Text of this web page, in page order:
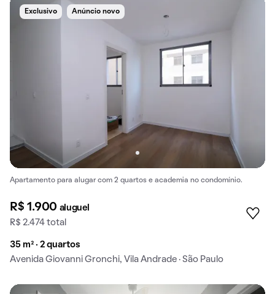
Exclusivo Anúncio novo
Apartamento para alugar com 2 quartos e academia no condomínio.
R$ 1.900 aluguel
R$ 2.474 total
35 m² · 2 quartos
Avenida Giovanni Gronchi, Vila Andrade · São Paulo